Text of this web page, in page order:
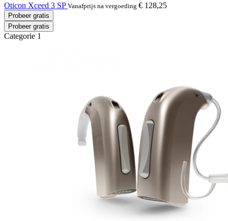
Oticon Xceed 3 SP Vanafprijs na vergoeding € 128,25
Probeer gratis
Probeer gratis
Categorie 1